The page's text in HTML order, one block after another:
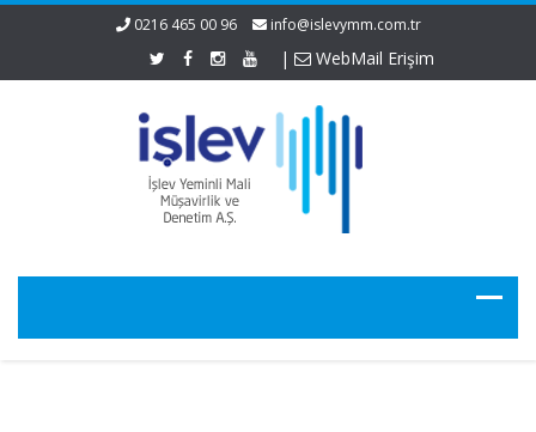
0216 465 00 96 info@islevymm.com.tr
| WebMail Erişim